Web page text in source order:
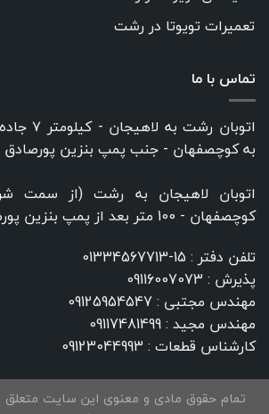
تعمیرات تویوتا در رشت
تماس با ما
اتوبان
به کوچصفهان - جنب پمپ بنزین پورصادق ۲
اتوبان لاهیجان به رشت (از سمت
کوچصفهان - 100 متر بعد از پمپ بنزین پورصادق ۲
تلفن دفتر : 15-01334567713
پذیرش : 09116007073
مهندس مجتبی :09125954547
مهندس مجید :09117481499
کارشناس قطعات : 09123044993
تمام حقوق مادی و معنوی این سایت